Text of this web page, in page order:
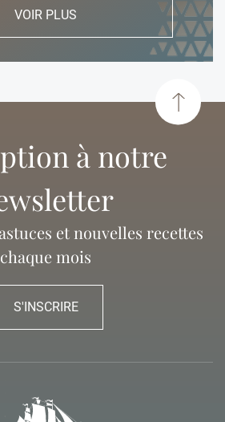
VOIR PLUS
à notre
et nouvelles recettes
chaque mois
S'INSCRIRE